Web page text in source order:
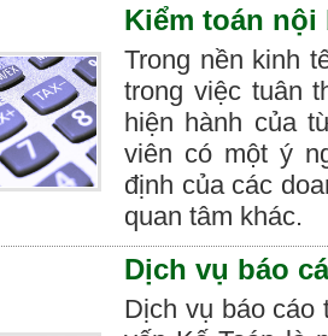
Kiểm toán nội
Trong nền kinh
trong việc tuân
hiện hành của
viên có một ý
định của các
quan tâm khác.
Dịch vụ báo
Dịch vụ báo cáo